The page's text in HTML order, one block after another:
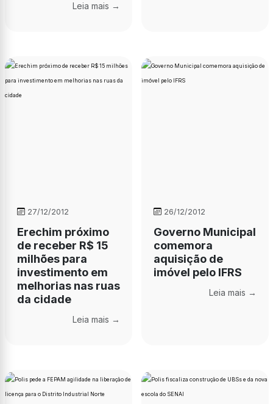
Leia mais →
27/12/2012
Erechim próximo
de receber R$ 15
milhões para
investimento em
melhorias nas ruas
da cidade
Leia mais →
26/12/2012
Governo Municipal
comemora
aquisição de
imóvel pelo IFRS
Leia mais →